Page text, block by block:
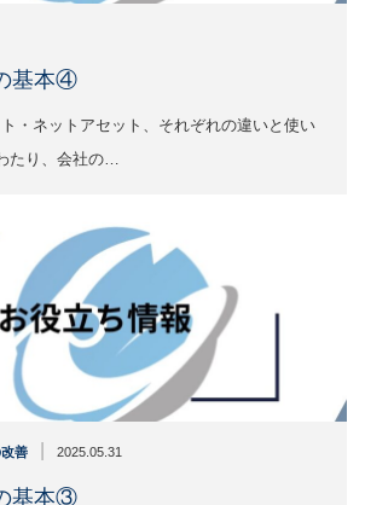
基本④
・ネットアセット、それぞれの違いと使い
たり、会社の…
善 2025.05.31
基本③